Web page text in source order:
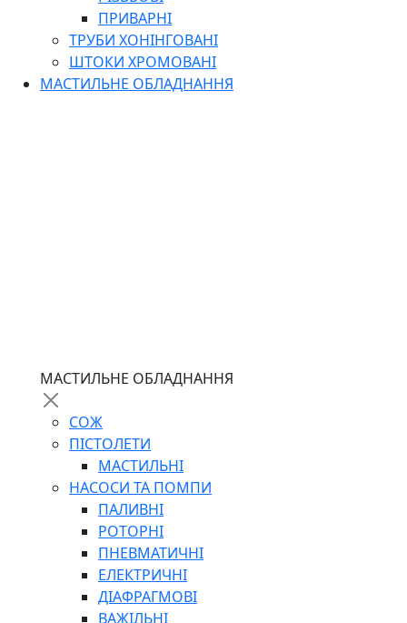
ПРИВАРНІ
ТРУБИ ХОНІНГОВАНІ
ШТОКИ ХРОМОВАНІ
МАСТИЛЬНЕ ОБЛАДНАННЯ
МАСТИЛЬНЕ ОБЛАДНАННЯ
СОЖ
ПІСТОЛЕТИ
МАСТИЛЬНІ
НАСОСИ ТА ПОМПИ
ПАЛИВНІ
РОТОРНІ
ПНЕВМАТИЧНІ
ЕЛЕКТРИЧНІ
ДІАФРАГМОВІ
ВАЖІЛЬНІ